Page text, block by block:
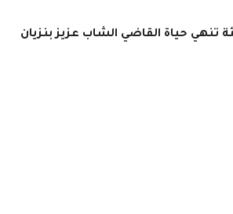
تنهي حياة القاضي الشاب عزيز بنزيان